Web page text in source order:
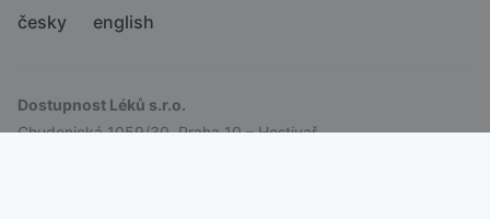
česky
english
Dostupnost Léků s.r.o.
Chudenická 1059/30, Praha 10 – Hostivař